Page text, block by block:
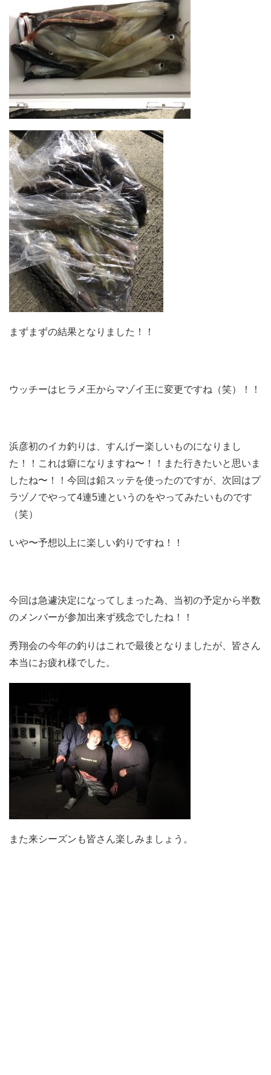
まずまずの結果となりました！！
ウッチーはヒラメ王からマゾイ王に変更ですね（笑）！！
浜彦初のイカ釣りは、すんげー楽しいものになりまし
た！！これは癖になりますね〜！！また行きたいと思いま
したね〜！！今回は鉛スッテを使ったのですが、次回はプ
ラヅノでやって4連5連というのをやってみたいものです
（笑）
いや〜予想以上に楽しい釣りですね！！
今回は急遽決定になってしまった為、当初の予定から半数
のメンバーが参加出来ず残念でしたね！！
秀翔会の今年の釣りはこれで最後となりましたが、皆さん
本当にお疲れ様でした。
また来シーズンも皆さん楽しみましょう。